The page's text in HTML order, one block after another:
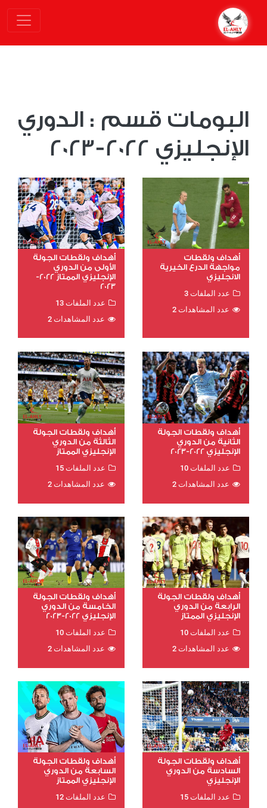
البومات قسم : الدوري
الإنجليزي 2022-2023
أهداف ولقطات
مواجهة الدرع الخيرية
الانجليزي
عدد الملفات 3
عدد المشاهدات 2
أهداف ولقطات الجولة
الأولى من الدوري
الإنجليزي الممتاز 2022-
2023
عدد الملفات 13
عدد المشاهدات 2
أهداف ولقطات الجولة
الثانية من الدوري
الإنجليزي 2022-2023
عدد الملفات 10
عدد المشاهدات 2
أهداف ولقطات الجولة
الثالثة من الدوري
الإنجليزي الممتاز
عدد الملفات 15
عدد المشاهدات 2
أهداف ولقطات الجولة
الرابعة من الدوري
الإنجليزي الممتاز
عدد الملفات 10
عدد المشاهدات 2
أهداف ولقطات الجولة
الخامسة من الدوري
الإنجليزي 2022-2023
عدد الملفات 10
عدد المشاهدات 2
أهداف ولقطات الجولة
السادسة من الدوري
الإنجليزي
عدد الملفات 15
أهداف ولقطات الجولة
السابعة من الدوري
الإنجليزي الممتاز
عدد الملفات 12